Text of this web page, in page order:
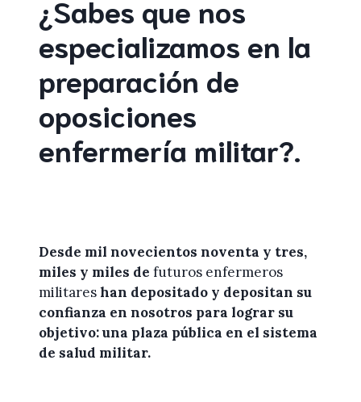
¿Sabes que nos
especializamos en la
preparación de
oposiciones
enfermería militar?.
Desde mil novecientos noventa y tres,
miles y miles de futuros enfermeros
militareshan depositado y depositan su
confianza en nosotros para lograr su
objetivo: una plaza pública en el sistema
de salud militar.